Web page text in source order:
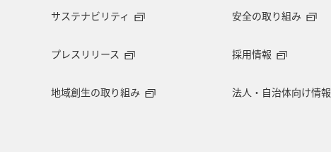
サステナビリティ
安全の取り組み
プレスリリース
採用情報
地域創生の取り組み 法人・自治体向け情報